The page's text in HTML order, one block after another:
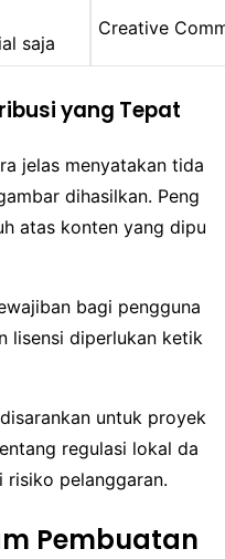
saja
Creative
yang Tepat
jelas menyatakan tida
dihasilkan. Peng
atas konten yang dipu
bagi pengguna
lisensi diperlukan ketik
untuk proyek
regulasi lokal da
risiko pelanggaran.
Pembuatan